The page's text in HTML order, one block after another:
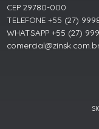
CEP 29780-000
TELEFONE +55 (27)
WHATSAPP +55 (27)